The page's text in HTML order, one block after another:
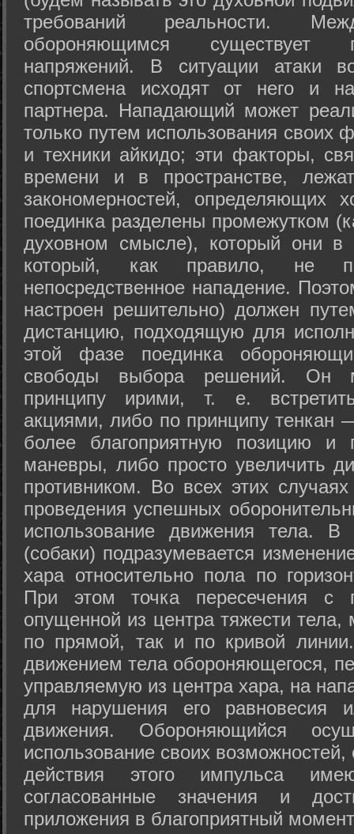
требований реальности.
обороняющимся существует
напряжений. В ситуации атаки
спортсмена исходят от него и
партнера. Нападающий может
только путем использования своих
и техники айкидо; эти факторы,
времени и в пространстве,
закономерностей, определяющих
поединка разделены промежутком
духовном смысле), который они в
который, как правило, не
непосредственное нападение.
настроен решительно) должен
дистанцию, подходящую для
этой фазе поединка
свободы выбора решений. Он
принципу ирими, т. е.
акциями, либо по принципу тенкан
более благоприятную позицию и
маневры, либо просто увеличить
противником. Во всех этих
проведения успешных
использование движения тела.
(собаки) подразумевается
хара относительно пола по
При этом точка пересечения с
опущенной из центра тяжести
по прямой, так и по кривой
движением тела обороняющегося,
управляемую из центра хара, на
для нарушения его равновесия
движения. Обороняющийся
использование своих
действия этого импульса
согласованные значения и
приложения в благоприятный